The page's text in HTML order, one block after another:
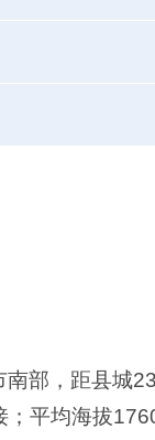
南部，距县城
；平均海拔